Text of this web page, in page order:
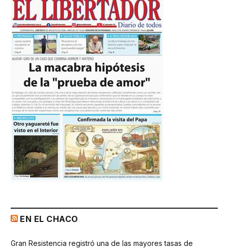
EN EL CHACO
Gran Resistencia registró una de las mayores tasas de